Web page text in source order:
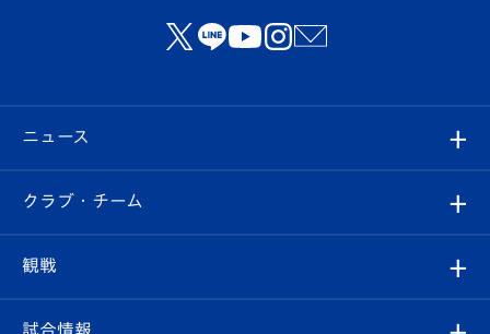
ニュース
すべて
クラブ
クラブ・チーム
観戦
観戦ルール
試合情報